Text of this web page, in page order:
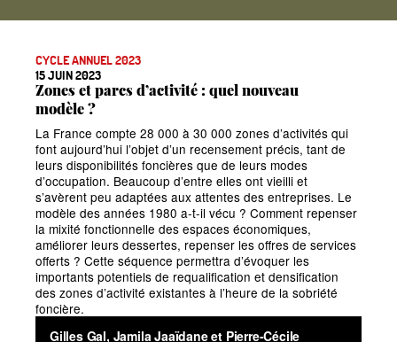
CYCLE ANNUEL 2023
15 JUIN 2023
Zones et parcs d’activité : quel nouveau
modèle?
La France compte 28 000 à 30 000 zones d’activités qui
font aujourd’hui l’objet d’un recensement précis, tant de
leurs disponibilités foncières que de leurs modes
d’occupation. Beaucoup d’entre elles ont vieilli et
s’avèrent peu adaptées aux attentes des entreprises. Le
modèle des années 1980 a-t-il vécu ? Comment repenser
la mixité fonctionnelle des espaces économiques,
améliorer leurs dessertes, repenser les offres de services
offerts ? Cette séquence permettra d’évoquer les
importants potentiels de requalification et densification
des zones d’activité existantes à l’heure de la sobriété
foncière.